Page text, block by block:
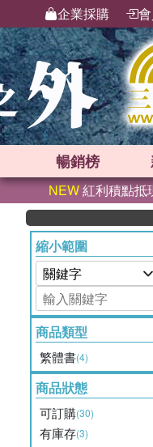
企業採購
暢銷榜
NEW紅利積點抵
縮小範圍
商品類型
繁體書(4)
商品狀態
可訂購(30)
有庫存(3)